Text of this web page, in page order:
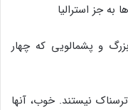
جز استرالیا
و پشمالویی که چهار
نیستند. خوب، آنها